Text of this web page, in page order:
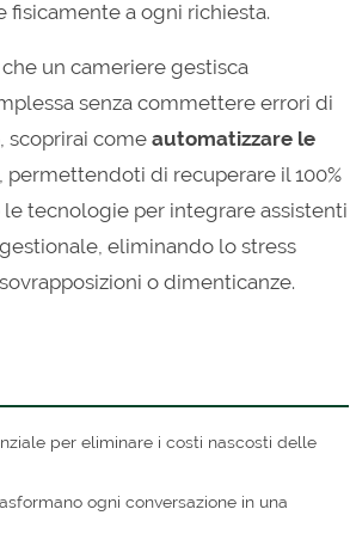
a ogni richiesta.
un cameriere gestisca
senza commettere errori di
scoprirai come automatizzare le
di recuperare il 100%
tecnologie per integrare assistenti
eliminando lo stress
o dimenticanze.
per eliminare i costi nascosti delle
ogni conversazione in una